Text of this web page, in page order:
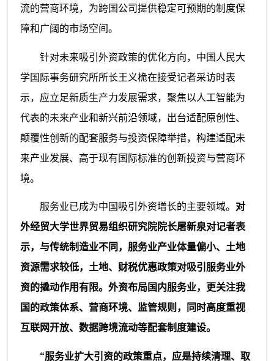
流的营商环境，为跨国公司提供稳定可预期的制度保
障和广阔的市场空间。
针对未来吸引外资政策的优化方向，中国人民大
学国际事务研究所所长王义桅在接受记者采访时表
示，应立足新质生产力发展需求，聚焦以人工智能为
代表的未来产业和新兴前沿领域，出台适配原创性、
颠覆性创新的配套服务与投资保障举措，构建适配未
来产业发展、高于现有国际标准的创新投资与营商环
境。
服务业已成为中国吸引外资增长的主要领域。 对
外经贸大学世界贸易组织研究院院长屠新泉对记者表
示，与传统制造业不同，服务业产业体量偏小、土地
资源需求较低，土地、财税优惠政策对吸引服务业外
资的撬动作用有限。外资布局国内服务业，更关注我
国的政策体系、营商环境、监管规则，同时高度重视
互联网开放、数据跨境流动等配套制度建设。
“服务业扩大引资的政策重点，应是持续清理、取